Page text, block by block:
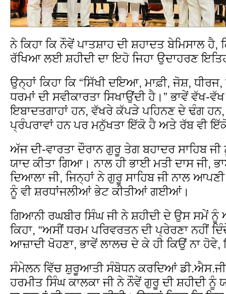
ਨੇ ਕਿਹਾ ਕਿ ਨੌਵੇਂ ਪਾਤਸ਼ਾਹ ਦੀ ਸ਼ਹਾਦਤ ਬੇਮਿਸਾਲ ਹੈ,
ਰੱਖਿਆ ਲਈ ਸ਼ਹੀਦੀ ਦਾ ਇਹੋ ਜਿਹਾ ਉਦਾਹਰਣ
ਉਨ੍ਹਾਂ ਕਿਹਾ ਕਿ “ਸਿੱਖੀ ਦਇਆ, ਮਾਫ਼ੀ, ਜੋਸ਼,
ਧਰਮਾਂ ਦੀ ਸਵੀਕਾਰਤਾ ਸਿਖਾਉਂਦੀ ਹੈ।” ਭਾਵੇਂ ਵੱਖ-
ਇਬਾਦਤਗਾਹਾਂ ਹਨ, ਵੱਖਰੇ ਕੱਪੜੇ ਪਹਿਨਣ ਦੇ ਢੰਗ
ਪ੍ਰੰਪਰਾਵਾਂ ਹਨ ਪਰ ਮਨੁੱਖਤਾ ਇੱਕੋ ਹੈ ਅਤੇ ਰੱਬ ਵੀ
ਅੱਜ ਦੀ-ਵਾਰਤਾ ਦੌਰਾਨ ਗੁਰੂ ਤੇਗ ਬਹਾਦਰ ਸਾਹਿਬ ਜੀ
ਯਾਦ ਕੀਤਾ ਗਿਆ। ਨਾਲ ਹੀ ਭਾਈ ਮਤੀ ਦਾਸ ਜੀ,
ਦਿਆਲਾ ਜੀ, ਜਿਨ੍ਹਾਂ ਨੇ ਗੁਰੂ ਸਾਹਿਬ ਜੀ ਨਾਲ
ਨੂੰ ਵੀ ਸ਼ਰਧਾਂਜਲੀਆਂ ਭੇਟ ਕੀਤੀਆਂ ਗਈਆਂ।
ਗਿਆਨੀ ਰਘਬੀਰ ਸਿੰਘ ਜੀ ਨੇ ਸ਼ਹੀਦੀ ਦੇ ਉਸ ਸਮੇਂ ਨੂੰ
ਕਿਹਾ, “ਅਸੀਂ ਧਰਮ ਪਰਿਵਰਤਨ ਦੀ ਪ੍ਰੇਰਣਾ ਨਹੀਂ
ਆਜ਼ਾਦੀ ਖੋਹਣਾ, ਭਾਵੇਂ ਲਾਲਚ ਦੇ ਕੇ ਹੀ ਕਿਉਂ ਨਾ
ਸੰਮੇਲਨ ਵਿੱਚ ਸ਼ੁਰੂਆਤੀ ਸੰਬੋਧਨ ਕਰਦਿਆਂ
ਹਰਮੀਤ ਸਿੰਘ ਕਾਲਕਾ ਜੀ ਨੇ ਨੌਵੇਂ ਗੁਰੂ ਦੀ ਸ਼ਹੀਦੀ